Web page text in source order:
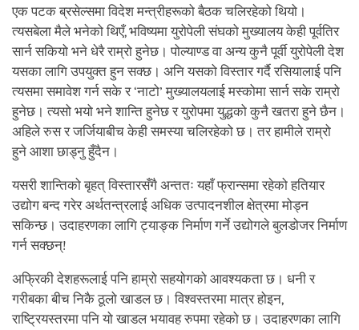
एक पटक ब्रसेल्समा विदेश मन्त्रीहरूको बैठक चलिरहेको थियो।
त्यसबेला मैले भनेको थिएँ, भविष्यमा युरोपेली संघको मुख्यालय केही पूर्वतिर
सार्न सकियो भने धेरै राम्रो हुनेछ। पोल्याण्ड वा अन्य कुनै पूर्वी युरोपेली देश
यसका लागि उपयुक्त हुन सक्छ। अनि यसको विस्तार गर्दै रसियालाई पनि
त्यसमा समावेश गर्न सके र ‘नाटो’ मुख्यालयलाई मस्कोमा सार्न सके राम्रो
हुनेछ। त्यसो भयो भने शान्ति हुनेछ र युरोपमा युद्धको कुनै खतरा हुने छैन।
अहिले रुस र जर्जियाबीच केही समस्या चलिरहेको छ। तर हामीले राम्रो
हुने आशा छाड्नु हुँदैन।
यसरी शान्तिको बृहत् विस्तारसँगै अन्ततः यहाँ फ्रान्समा रहेको हतियार
उद्योग बन्द गरेर अर्थतन्त्रलाई अधिक उत्पादनशील क्षेत्रमा मोड्न
सकिन्छ। उदाहरणका लागि ट्याङ्क निर्माण गर्ने उद्योगले बुलडोजर निर्माण
गर्न सक्छन्!
अफ्रिकी देशहरूलाई पनि हाम्रो सहयोगको आवश्यकता छ। धनी र
गरीबका बीच निकै ठूलो खाडल छ। विश्वस्तरमा मात्र होइन,
राष्ट्रियस्तरमा पनि यो खाडल भयावह रुपमा रहेको छ। उदाहरणका लागि